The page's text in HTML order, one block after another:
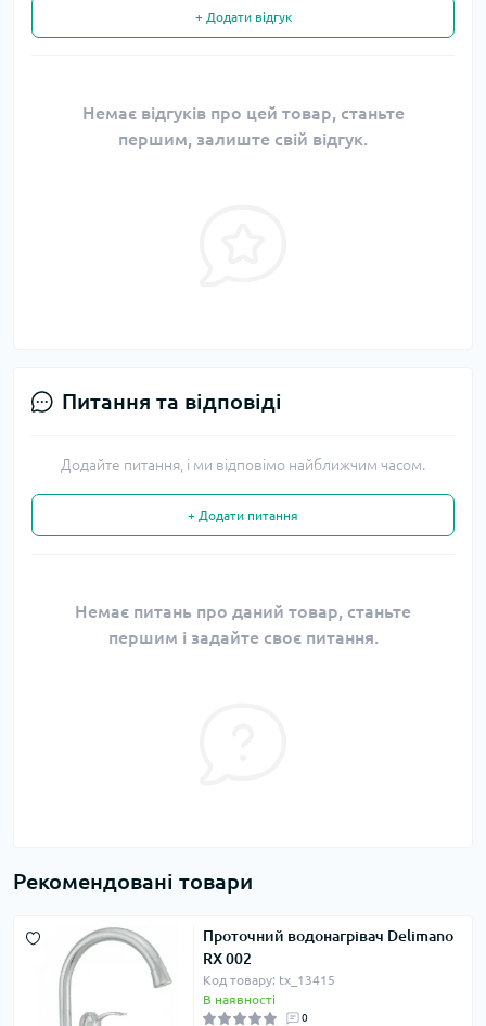
+ Додати відгук
Немає відгуків про цей товар, станьте
першим, залиште свій відгук.
Питання та відповіді
Додайте питання, і ми відповімо найближчим часом.
+ Додати питання
Немає питань про даний товар, станьте
першим і задайте своє питання.
Рекомендовані товари
Проточний водонагрівач Delimano
RX 002
Код товару: tx_13415
В наявності
0